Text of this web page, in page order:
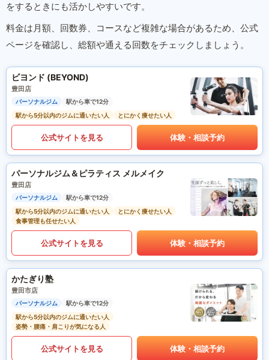
をするときにも活かしやすいです。
料金は月額、回数券、コースなど複雑な場合があるため、公式
ページを確認し、総額や通える回数をチェックしましょう。
ビヨンド (BEYOND)
豊田店
パーソナルジム
駅から車で12分
駅から5分以内のジムに通いたい人
とにかく痩せたい人
公式サイトを見る 体験・相談予約
パーソナルジム＆ピラティス メルメイク
豊田店
パーソナルジム
駅から車で12分
駅から5分以内のジムに通いたい人
とにかく痩せたい人
食事管理も任せたい人
公式サイトを見る 体験・相談予約
かたぎり塾
豊田市店
パーソナルジム
駅から車で12分
駅から5分以内のジムに通いたい人
姿勢・腰痛・肩こりが気になる人
公式サイトを見る 体験・相談予約